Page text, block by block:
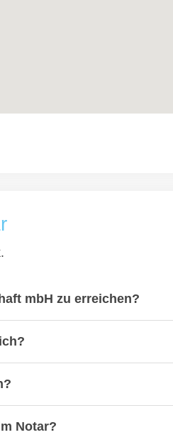
mbH zu erreichen?
Notar?